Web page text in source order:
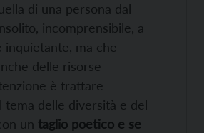
di una persona dal
incomprensibile, a
ma che
delle risorse
è trattare
tema delle diversità e del
un taglio poetico e se